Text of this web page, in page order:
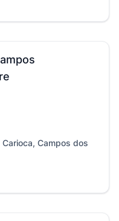
Campos dos